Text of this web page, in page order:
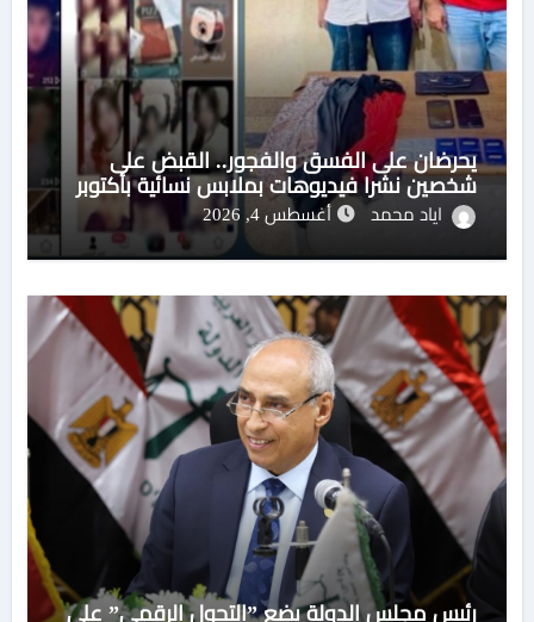
يحرضان على الفسق والفجور.. القبض على
شخصين نشرا فيديوهات بملابس نسائية بأكتوبر
اياد محمد أغسطس 4, 2026
رئيس مجلس الدولة يضع ”التحول الرقمي” على